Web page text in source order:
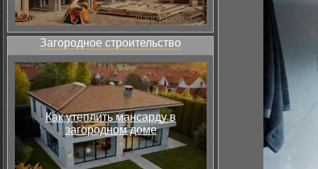
Загородное строительство
Как утеплить мансарду в
загородном доме